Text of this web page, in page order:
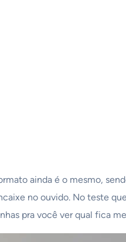
ainda é o mesmo,
no ouvido. No teste
pra você ver qual fica